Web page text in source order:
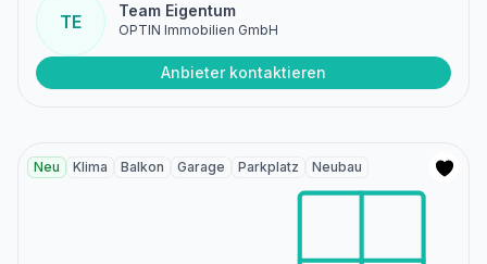
TE
Team Eigentum
OPTIN Immobilien GmbH
Anbieter kontaktieren
Neu Klima Balkon Garage Parkplatz Neubau